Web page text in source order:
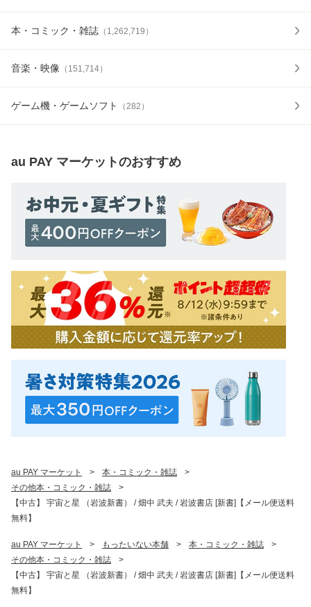
本・コミック・雑誌 （ 1,262,719 ）
音楽・映像 （ 151,714）
ゲーム機・ゲームソフト （282 ）
au PAY マーケットのおすすめ
au PAY マーケット > 本・コミック・雑誌
>
その他本・コミック・雑誌
>
【中古】 宇宙と星 （岩波新書） / 畑中 武夫 / 岩波書店 [新書]【メール便送料
無料】
au PAY マーケット > もったいない本舗 > 本・コミック・雑誌
>
その他本・コミック・雑誌
>
【中古】 宇宙と星 （岩波新書） / 畑中 武夫 / 岩波書店 [新書]【メール便送料
無料】